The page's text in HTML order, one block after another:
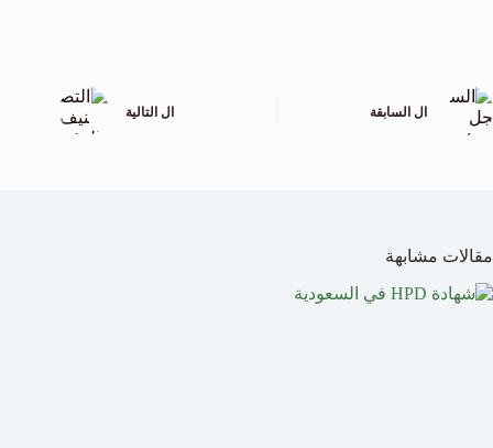
ال السابقة ال التالية
مقالات مشابهة